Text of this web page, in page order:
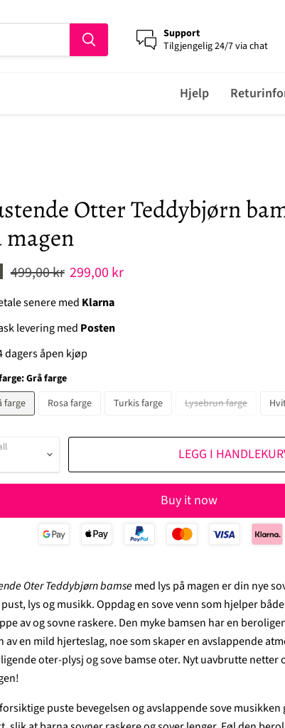
Support
Tilgjengelig 24/7 via chat
Hjelp
Otter Teddybjørn
magen
Original pris
499,00 kr Nåværende pris
299,00 kr
senere med Klarna
levering med Posten
dagers åpen kjøp
Grå farge
farge
Rosa farge Turkis farge Lysebrun farge
LEGG I
Buy it now
Oter Teddybjørn bamsemed lys på magen er din nye
lys og musikk. Oppdag en sove venn som hjelper
av og sovne raskere. Den myke bamsen har en
av en mild hjerteslag, noe som skaper en avslappende
oter-plysj og sove bamse oter. Nyt uavbrutte netter
puste bevegelsen og avslappende sove